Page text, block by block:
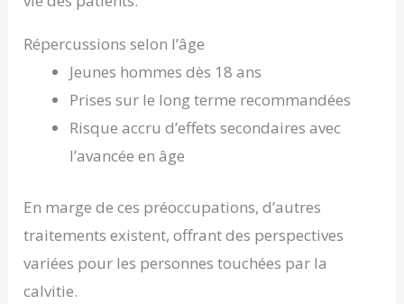
Répercussions selon l’âge
Jeunes hommes dès 18 ans
Prises sur le long terme recommandées
Risque accru d’effets secondaires avec
l’avancée en âge
En marge de ces préoccupations, d’autres
traitements existent, offrant des perspectives
variées pour les personnes touchées par la
calvitie.